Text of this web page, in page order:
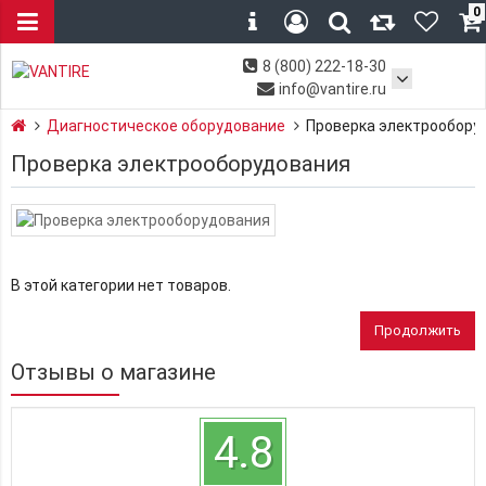
8 (800) 222-18-30
info@vantire.ru
0
Диагностическое оборудование Проверка
Проверка электрооборудования
В этой категории нет товаров.
Продолжить
Отзывы о магазине
4.8